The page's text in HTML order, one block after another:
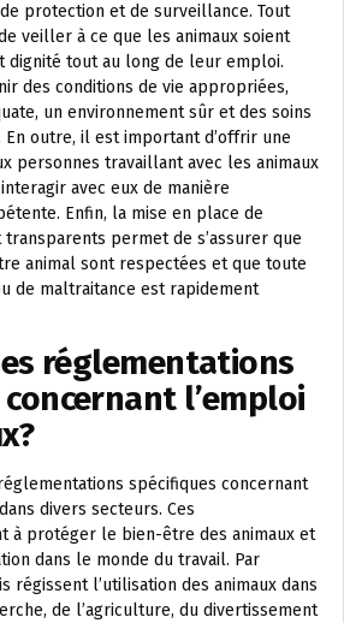
protection et de surveillance. Tout
veiller à ce que les animaux soient
dignité tout au long de leur emploi.
des conditions de vie appropriées,
un environnement sûr et des soins
outre, il est important d’offrir une
personnes travaillant avec les animaux
avec eux de manière
Enfin, la mise en place de
permet de s’assurer que
animal sont respectées et que toute
de maltraitance est rapidement
réglementations
l’emploi
spécifiques concernant
divers secteurs. Ces
à protéger le bien-être des animaux et
dans le monde du travail. Par
régissent l’utilisation des animaux dans
de l’agriculture, du divertissement